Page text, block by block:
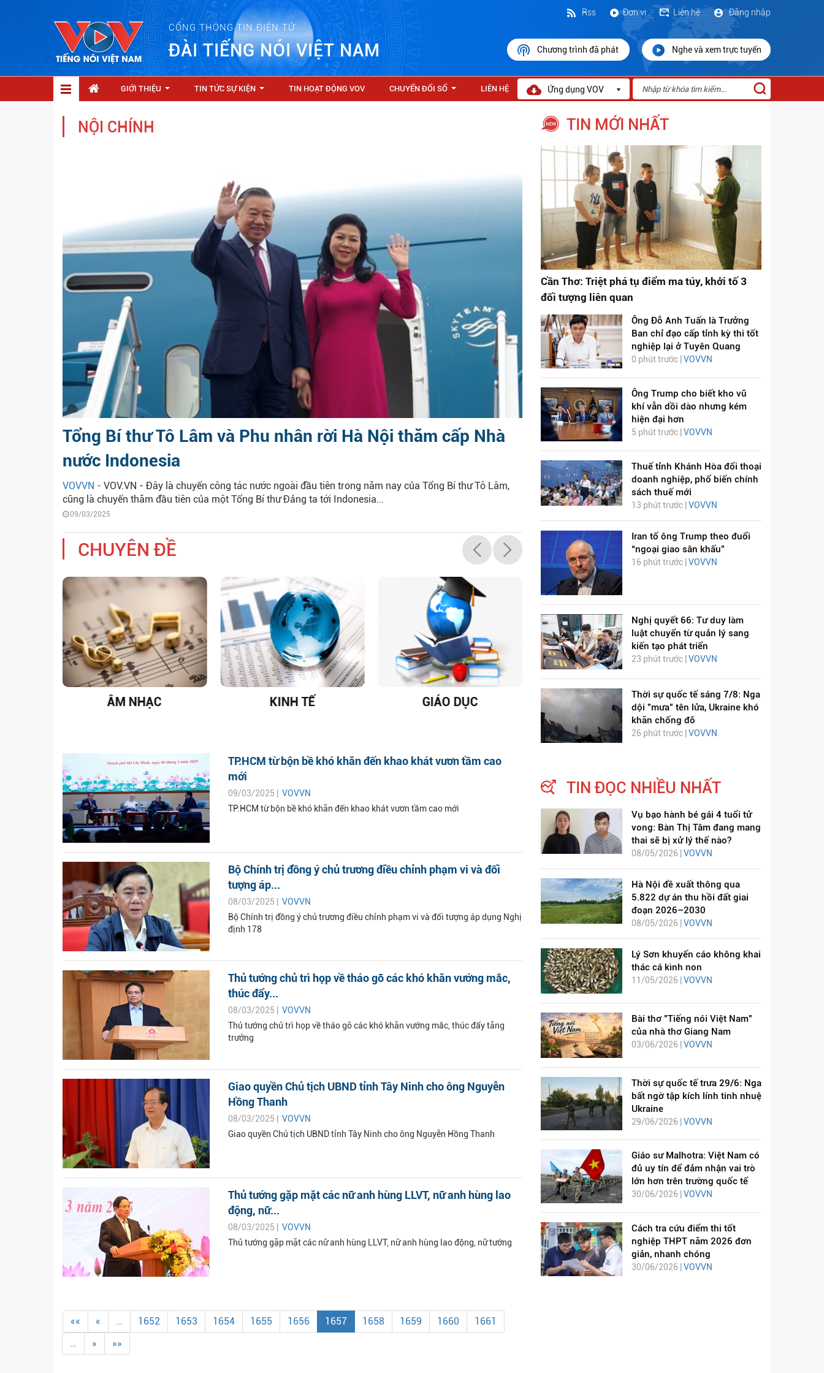
CỔNG THÔNG TIN ĐIỆN TỬ
ĐÀI TIẾNG NÓI VIỆT NAM
Đăng nhập
Liên hệ
Đơn vị
Rss
Chương trình đã phát Nghe và xem trực tuyến
GIỚI THIỆU TIN TỨC SỰ KIỆN TIN HOẠT ĐỘNG VOV CHUYỂN ĐỔI SỐ LIÊN HỆ Ứng dụng VOV
NỘI CHÍNH
Tổng Bí thư Tô Lâm và Phu nhân rời Hà Nội thăm cấp Nhà
nước Indonesia
VOVVN - VOV.VN - Đây là chuyến công tác nước ngoài đầu tiên trong năm nay của Tổng Bí thư Tô Lâm,
cũng là chuyến thăm đầu tiên của một Tổng Bí thư Đảng ta tới Indonesia...
09/03/2025
CHUYÊN ĐỀ
ÂM NHẠC KINH TẾ GIÁO DỤC
DỊCH VIÊM PHỔI COVID-
19
HÁT LÊN VIỆT NAM
TP.HCM từ bộn bề khó khăn đến khao khát vươn tầm cao
mới
09/03/2025 | VOVVN
TP.HCM từ bộn bề khó khăn đến khao khát vươn tầm cao mới
Bộ Chính trị đồng ý chủ trương điều chỉnh phạm vi và đối
tượng áp...
08/03/2025 | VOVVN
Bộ Chính trị đồng ý chủ trương điều chỉnh phạm vi và đối tượng áp dụng Nghị
định 178
Thủ tướng chủ trì họp về tháo gỡ các khó khăn vướng mắc,
thúc đẩy...
08/03/2025 | VOVVN
Thủ tướng chủ trì họp về tháo gỡ các khó khăn vướng mắc, thúc đẩy tăng
trưởng
Giao quyền Chủ tịch UBND tỉnh Tây Ninh cho ông Nguyễn
Hồng Thanh
08/03/2025 | VOVVN
Giao quyền Chủ tịch UBND tỉnh Tây Ninh cho ông Nguyễn Hồng Thanh
Thủ tướng gặp mặt các nữ anh hùng LLVT, nữ anh hùng lao
động, nữ...
08/03/2025 | VOVVN
Thủ tướng gặp mặt các nữ anh hùng LLVT, nữ anh hùng lao động, nữ tướng
«« « … 1652 1653 1654 1655 1656 1657 1658 1659 1660
1661
…
» »»
TIN MỚI NHẤT
Cần Thơ: Triệt phá tụ điểm ma túy, khởi tố 3
đối tượng liên quan
Ông Đỗ Anh Tuấn là Trưởng
Ban chỉ đạo cấp tỉnh kỳ thi tốt
nghiệp lại ở Tuyên Quang
0 phút trước |VOVVN
Ông Trump cho biết kho vũ
khí vẫn dồi dào nhưng kém
hiện đại hơn
5 phút trước | VOVVN
Thuế tỉnh Khánh Hòa đối thoại
doanh nghiệp, phổ biến chính
sách thuế mới
13 phút trước | VOVVN
Iran tố ông Trump theo đuổi
“ngoại giao sân khấu”
16 phút trước | VOVVN
Nghị quyết 66: Tư duy làm
luật chuyển từ quản lý sang
kiến tạo phát triển
23 phút trước | VOVVN
Thời sự quốc tế sáng 7/8: Nga
dội "mưa" tên lửa, Ukraine khó
khăn chống đỡ
26 phút trước | VOVVN
TIN ĐỌC NHIỀU NHẤT
Vụ bạo hành bé gái 4 tuổi tử
vong: Bàn Thị Tâm đang mang
thai sẽ bị xử lý thế nào?
08/05/2026 | VOVVN
Hà Nội đề xuất thông qua
5.822 dự án thu hồi đất giai
đoạn 2026–2030
08/05/2026 | VOVVN
Lý Sơn khuyến cáo không khai
thác cá kình non
11/05/2026 | VOVVN
Bài thơ "Tiếng nói Việt Nam"
của nhà thơ Giang Nam
03/06/2026 | VOVVN
Thời sự quốc tế trưa 29/6: Nga
bất ngờ tập kích lính tinh nhuệ
Ukraine
29/06/2026 | VOVVN
Giáo sư Malhotra: Việt Nam có
đủ uy tín để đảm nhận vai trò
lớn hơn trên trường quốc tế
30/06/2026 | VOVVN
Cách tra cứu điểm thi tốt
nghiệp THPT năm 2026 đơn
giản, nhanh chóng
30/06/2026 | VOVVN